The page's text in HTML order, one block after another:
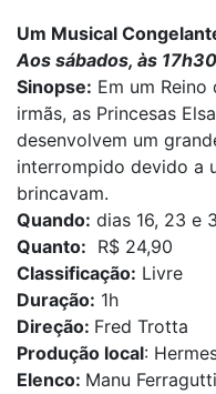
Um Musical
Aos sábados, às
Sinopse: Em um
irmãs, as Princesas
desenvolvem um
interrompido devido a
brincavam.
Quando: dias 16, 23 e
Quanto: R$ 24,90
Classificação: Livre
Duração: 1h
Direção: Fred Trotta
Produção local:
Elenco: Manu